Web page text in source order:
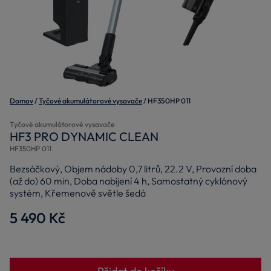
Domov Tyčové akumulátorové vysavače HF350HP 011
Tyčové akumulátorové vysavače
HF3 PRO DYNAMIC CLEAN
HF350HP 011
Bezsáčkový, Objem nádoby 0,7 litrů, 22.2 V, Provozní doba
(až do) 60 min, Doba nabíjení 4 h, Samostatný cyklónový
systém, Křemenově světle šedá
5 490 Kč